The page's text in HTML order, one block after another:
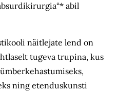
abil
näitlejate lend on
tugeva trupina, kus
ning etenduskunsti